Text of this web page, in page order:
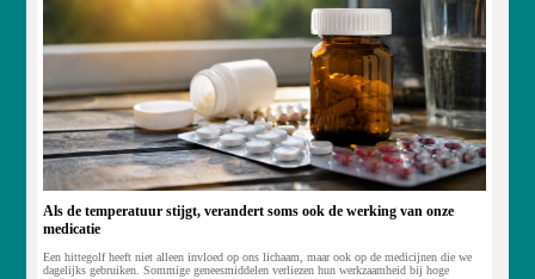
Als de temperatuur stijgt, verandert soms ook de werking van onze
medicatie
Een hittegolf heeft niet alleen invloed op ons lichaam, maar ook op de medicijnen die we
dagelijks gebruiken. Sommige geneesmiddelen verliezen hun werkzaamheid bij hoge